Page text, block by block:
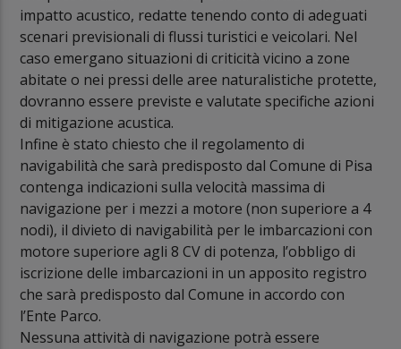
impatto acustico, redatte tenendo conto di adeguati
scenari previsionali di flussi turistici e veicolari. Nel
caso emergano situazioni di criticità vicino a zone
abitate o nei pressi delle aree naturalistiche protette,
dovranno essere previste e valutate specifiche azioni
di mitigazione acustica.
Infine è stato chiesto che il regolamento di
navigabilità che sarà predisposto dal Comune di Pisa
contenga indicazioni sulla velocità massima di
navigazione per i mezzi a motore (non superiore a 4
nodi), il divieto di navigabilità per le imbarcazioni con
motore superiore agli 8 CV di potenza, l’obbligo di
iscrizione delle imbarcazioni in un apposito registro
che sarà predisposto dal Comune in accordo con
l’Ente Parco.
Nessuna attività di navigazione potrà essere